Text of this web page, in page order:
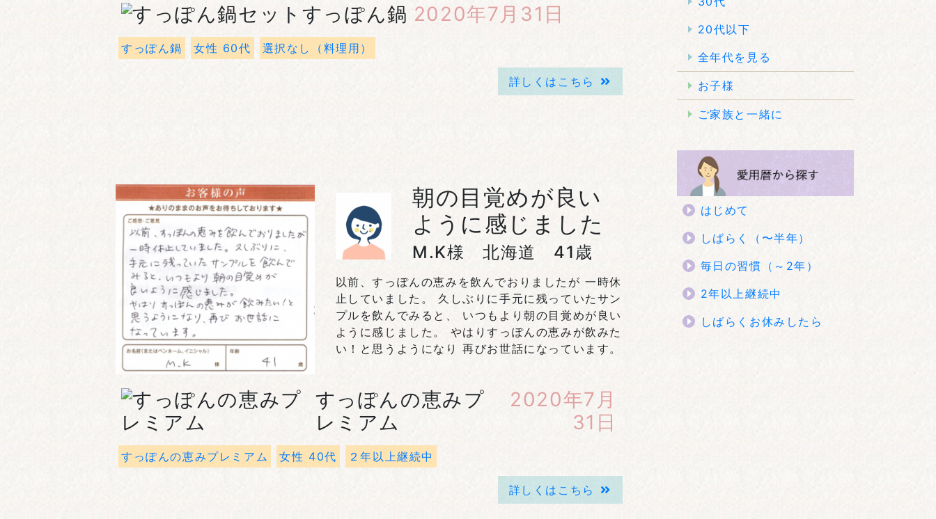
すっぽん鍋 2020年7月31日
すっぽん鍋 女性 60代 選択なし（料理用）
詳しくはこちら
朝の目覚めが良い
ように感じました
M.K様 北海道 41歳
以前、すっぽんの恵みを飲んでおりましたが 一時休
止していました。 久しぶりに手元に残っていたサン
プルを飲んでみると、 いつもより朝の目覚めが良い
ように感じました。 やはりすっぽんの恵みが飲みた
い！と思うようになり 再びお世話になっています。
すっぽんの恵みプ
レミアム
2020年7月
31日
すっぽんの恵みプレミアム 女性 40代 ２年以上継続中
詳しくはこちら
20代以下
全年代を見る
お子様
ご家族と一緒に
はじめて
しばらく（〜半年）
毎日の習慣（～2年）
2年以上継続中
しばらくお休みしたら